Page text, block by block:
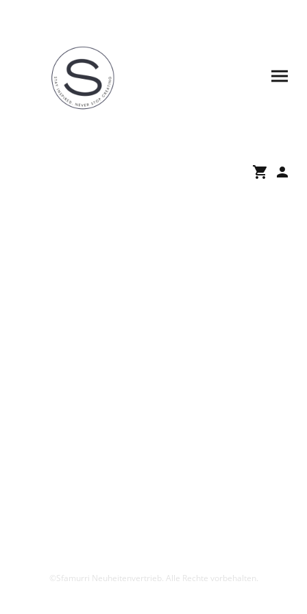
©Sfamurri Neuheitenvertrieb. Alle Rechte vorbehalten.